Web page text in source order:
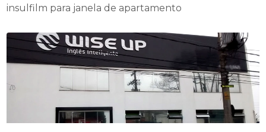
insulfilm para janela de apartamento